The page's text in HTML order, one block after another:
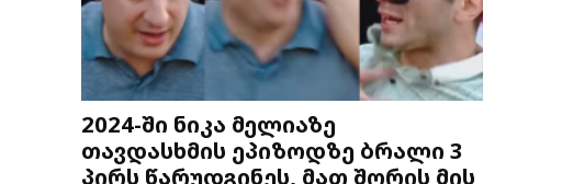
2024-ში ნიკა მელიაზე
თავდასხმის ეპიზოდზე ბრალი 3
პირს წარუდგინეს, მათ შორის მის